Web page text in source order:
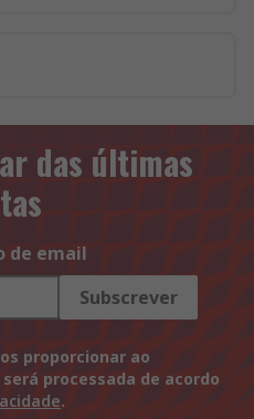
das últimas
de email
Subscrever
proporcionar ao
processada de acordo
.